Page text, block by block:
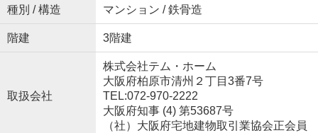
種別 / 構造 マンション / 鉄骨造
階建 3階建
取扱会社
株式会社テム・ホーム
大阪府柏原市清州２丁目3番7号
TEL:072-970-2222
大阪府知事 (4) 第53687号
（社）大阪府宅地建物取引業協会正会員